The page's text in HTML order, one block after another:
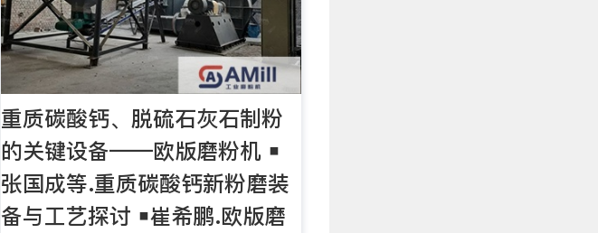
重质碳酸钙、脱硫石灰石制粉
的关键设备——欧版磨粉机 ￭
张国成等.重质碳酸钙新粉磨装
备与工艺探讨 ￭崔希鹏.欧版磨